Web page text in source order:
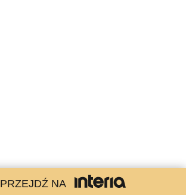
PRZEJDŹ NA